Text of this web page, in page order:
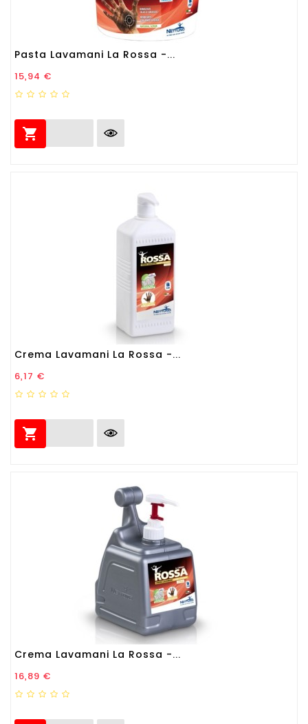
Pasta Lavamani La Rossa -...
Prezzo
15,94 €

Crema Lavamani La Rossa -...
Prezzo
6,17 €

Crema Lavamani La Rossa -...
Prezzo
16,89 €